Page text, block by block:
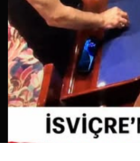
İsviçre devlet
uygulama
bir ilk olma özelliği
yalnızca dışkıyı
Belediyesi bu
genişleten ilk